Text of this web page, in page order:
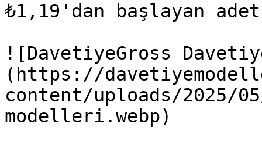
₺1,19'dan başlayan
![DavetiyeGross
(https://
content/uploads/2025/
modelleri.webp)